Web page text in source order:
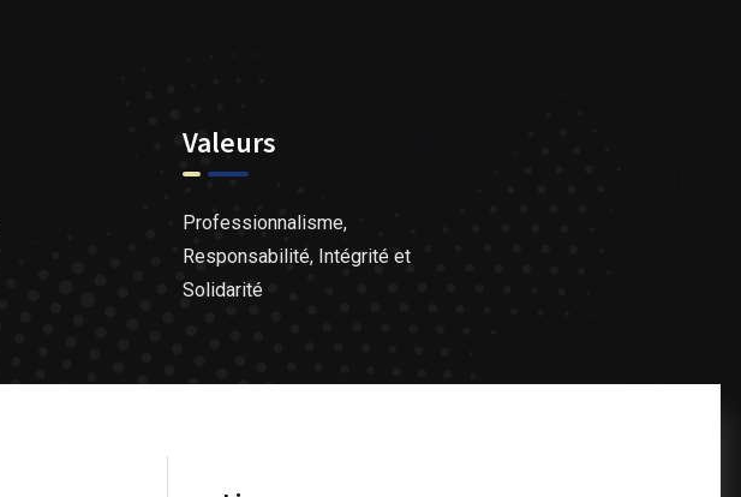
Valeurs
Professionnalisme,
Responsabilité, Intégrité et
Solidarité